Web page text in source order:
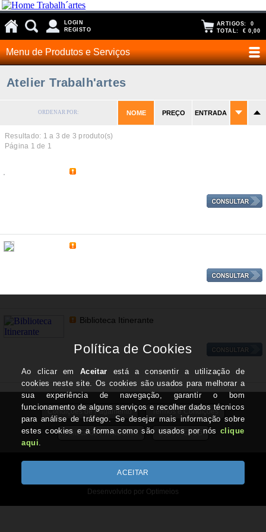
LOGIN
REGISTO
ARTIGOS: 0
TOTAL: € 0,00
Menu de Produtos e Serviços
Atelier Trabalh'artes
ORDENAR POR: NOME PREÇO ENTRADA
Resultado: 1 a 3 de 3 produto(s)
Página 1 de 1
Biblioteca Itinerante
Condições de Pagamento Termos e Condições
Política de Privacidade CONTACTOS
Desenvolvido por Optimeios